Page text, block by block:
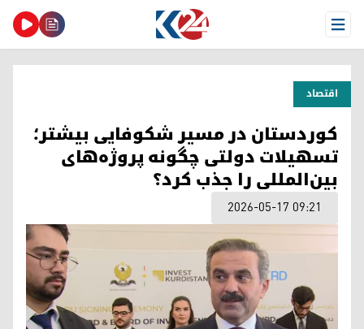
Open Menu
اقتصاد
کوردستان در مسیر شکوفایی بیشتر؛
تسهیلات دولتی چگونه پروژه‌های
بین‌المللی را جذب کرد؟
2026-05-17 09:21